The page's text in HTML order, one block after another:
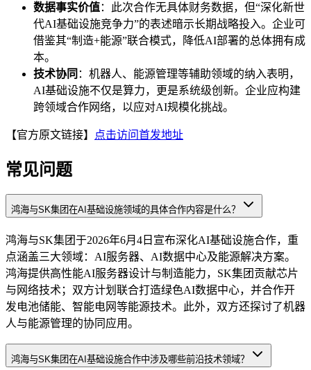
数据事实价值：此次合作无具体财务数据，但“深化新世
代AI基础设施竞争力”的表述暗示长期战略投入。企业可
借鉴其“制造+能源”联合模式，降低AI部署的总体拥有成
本。
技术协同 ：机器人、能源管理等辅助领域的纳入表明，
AI基础设施不仅是算力，更是系统级创新。企业应构建
跨领域合作网络，以应对AI规模化挑战。
【官方原文链接】 点击访问首发地址
常见问题
鸿海与SK集团在AI基础设施领域的具体合作内容是什么？
鸿海与SK集团于2026年6月4日宣布深化AI基础设施合作，重
点涵盖三大领域：AI服务器、AI数据中心及能源解决方案。
鸿海提供高性能AI服务器设计与制造能力，SK集团贡献芯片
与网络技术；双方计划联合打造绿色AI数据中心，并合作开
发电池储能、智能电网等能源技术。此外，双方还探讨了机器
人与能源管理的协同应用。
鸿海与SK集团在AI基础设施合作中涉及哪些前沿技术领域？